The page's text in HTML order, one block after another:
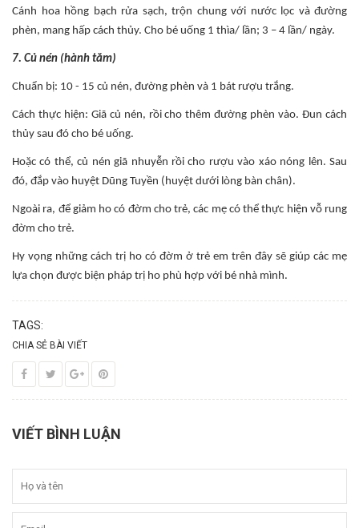
Cánh hoa hồng bạch rửa sạch, trộn chung với nước lọc và đường
phèn, mang hấp cách thủy. Cho bé uống 1 thìa/ lần; 3 – 4 lần/ ngày.
7. Củ nén (hành tăm)
Chuẩn bị: 10 - 15 củ nén, đường phèn và 1 bát rượu trắng.
Cách thực hiện: Giã củ nén, rồi cho thêm đường phèn vào. Đun cách
thủy sau đó cho bé uống.
Hoặc có thể, củ nén giã nhuyễn rồi cho rượu vào xáo nóng lên. Sau
đó, đắp vào huyệt Dũng Tuyền (huyệt dưới lòng bàn chân).
Ngoài ra, để giảm ho có đờm cho trẻ, các mẹ có thể thực hiện vỗ rung
đờm cho trẻ.
Hy vọng n hững cách trị ho có đờm ở trẻ em trên đây sẽ giúp các mẹ
lựa chọn được biện pháp trị ho phù hợp với bé nhà mình.
TAGS:
CHIA SẺ BÀI VIẾT
VIẾT BÌNH LUẬN